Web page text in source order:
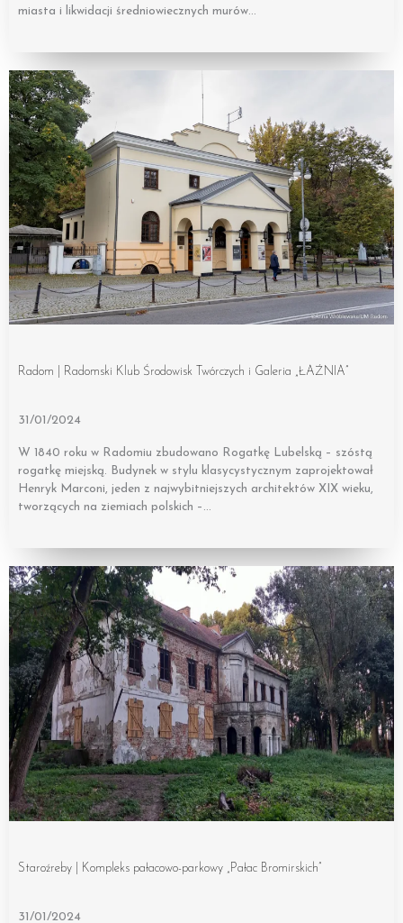
miasta i likwidacji średniowiecznych murów…
Radom | Radomski Klub Środowisk Twórczych i Galeria „ŁAŹNIA”
31/01/2024
W 1840 roku w Radomiu zbudowano Rogatkę Lubelską – szóstą
rogatkę miejską. Budynek w stylu klasycystycznym zaprojektował
Henryk Marconi, jeden z najwybitniejszych architektów XIX wieku,
tworzących na ziemiach polskich –…
Staroźreby | Kompleks pałacowo-parkowy „Pałac Bromirskich”
31/01/2024